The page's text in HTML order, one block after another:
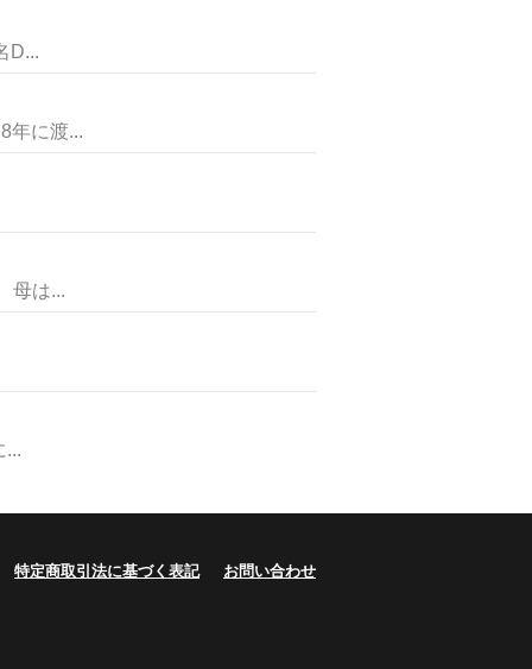
D...
年に渡...
母は...
...
特定商取引法に基づく表記 お問い合わせ